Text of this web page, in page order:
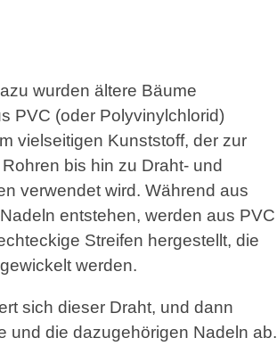
wurden ältere Bäume
PVC (oder Polyvinylchlorid)
vielseitigen Kunststoff, der zur
bis hin zu Draht- und
verwendet wird. Während aus
entstehen, werden aus PVC
Streifen hergestellt, die
werden.
sich dieser Draht, und dann
und die dazugehörigen Nadeln ab.